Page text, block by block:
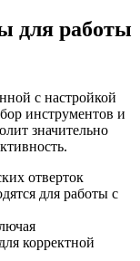
для работы
с настройкой
инструментов и
значительно
отверток
для работы с
корректной